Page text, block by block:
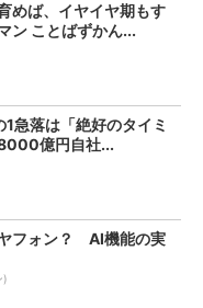
めば、イヤイヤ期もす
ン ことばずかん...
急落は「絶好のタイミ
億円自社...
フォン？ AI機能の実
)